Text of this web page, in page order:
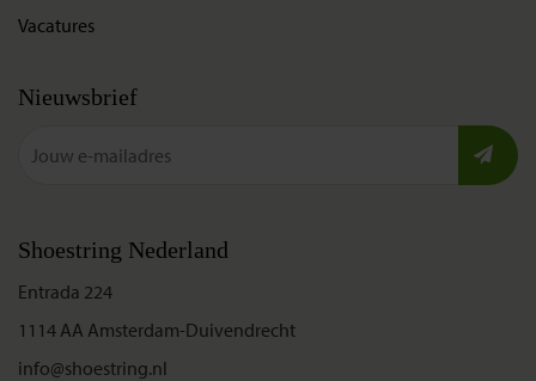
Vacatures
Nieuwsbrief
Shoestring Nederland
Entrada 224
1114 AA Amsterdam-Duivendrecht
info@shoestring.nl